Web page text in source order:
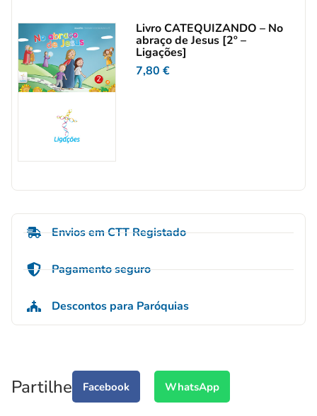
Livro CATEQUIZANDO – No
abraço de Jesus [2º –
Ligações]
7,80€
Envios em CTT Registado
Pagamento seguro
Descontos para Paróquias
Partilhe Facebook WhatsApp